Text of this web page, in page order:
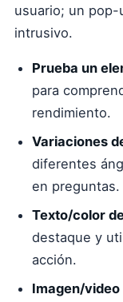
usuario; un
intrusivo.
Prueba un
para
rendimiento.
Variaciones
diferentes
en preguntas.
Texto/color
destaque y
acción.
Imagen/